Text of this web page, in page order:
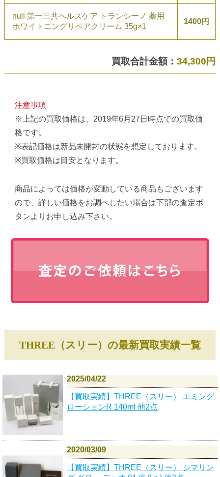
null 第一三共ヘルスケア トランシーノ 薬用
ホワイトニングリペアクリーム 35g×1
1400円
買取合計金額：34,300円
注意事項
※上記の買取価格は、2019年6月27日時点での買取価
格です。
※表記価格は新品未開封の状態を想定しております。
※買取価格は目安となります。
商品によっては価格が変動している商品もございます
ので、詳しい価格をお調べしたい場合は下部の査定ボ
タンよりお申し込み下さい。
THREE（スリー）の最新買取実績一覧
2025/04/22
【買取実績】THREE（スリー） エミング
ローションR 140ml 他2点
2020/03/09
【買取実績】THREE（スリー） シマリン